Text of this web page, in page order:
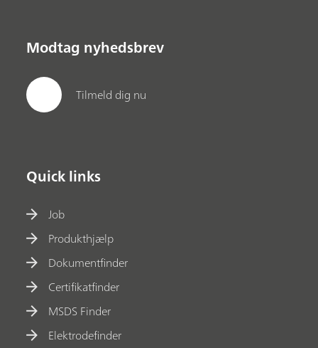
Modtag nyhedsbrev
Tilmeld dig nu
Quick links
Job
Produkthjælp
Dokumentfinder
Certifikatfinder
MSDS Finder
Elektrodefinder